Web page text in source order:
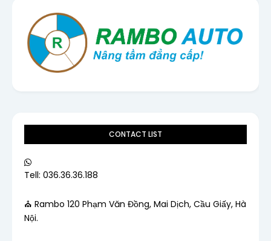
CONTACT LIST
Tell: 036.36.36.188
⛪ Rambo 120 Phạm Văn Đồng, Mai Dịch, Cầu Giấy, Hà
Nội.